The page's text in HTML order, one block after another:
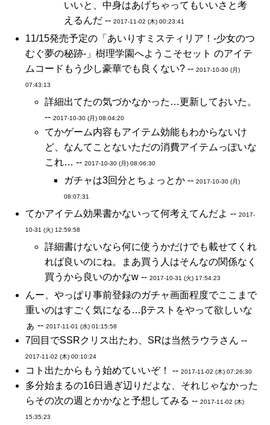
いいと、中身はあげちゃってもいいさと考
えるんだ -- 2017-11-02 (木) 00:23:41
11/15発売予定の「あいりすミスティリア！-少女のつ
むぐ夢の秘跡-」樹理学園へようこそセット のアイテ
ムコードもう少し豪華でも良くない? -- 2017-10-30 (月)
07:43:13
詳細出てたの気づかなかった…更新しておいた。
-- 2017-10-30 (月) 08:04:20
てかゲーム内容もアイテム効能もわからないけ
ど、なんてことないただの消費アイテムっぽいな
これ… -- 2017-10-30 (月) 08:06:30
ガチャは3回分とちょっとか -- 2017-10-30 (月)
08:07:31
てかアイテム効果書かないって何考えてんだよ -- 2017-
10-31 (火) 12:59:58
詳細書けないなら何に使うかだけでも載せてくれ
れば良いのにね。まあ買う人はそんなの関係なく
買うから良いのかなw -- 2017-10-31 (火) 17:54:23
んー、やっぱり事前登録のガチャ画面程度でここまで
重いのはすごく気になる…βテストをやって欲しいな
ぁ -- 2017-11-01 (水) 01:15:58
7回目でSSRクリス出たわ、SRは当然ラウラさん --
2017-11-02 (木) 00:10:24
コト出たからもう始めていいぞ！ -- 2017-11-02 (木) 07:26:30
多分始まるの16日過ぎ辺りだよな、それじゃなかった
らその次の週とかかなと予想してみる -- 2017-11-02 (木)
15:35:23